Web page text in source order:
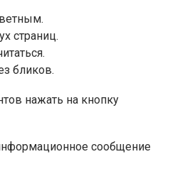
страниц.
бликов.
нажать на кнопку
сообщение